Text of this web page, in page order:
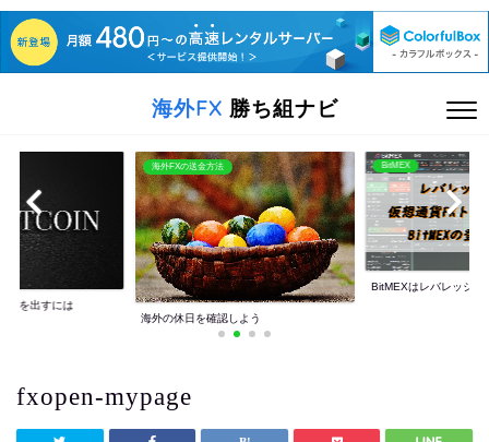
海外FX 勝ち組ナビ
益を出すには
海外FXの送金方法
海外の休日を確認しよう
BitMEX
BitMEXはレバレッジ
fxopen-mypage